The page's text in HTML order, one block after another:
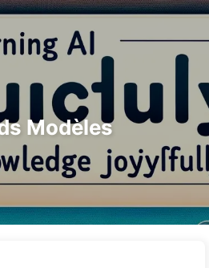
Archives Tags
À propos 🇫🇷 Français
Modèles